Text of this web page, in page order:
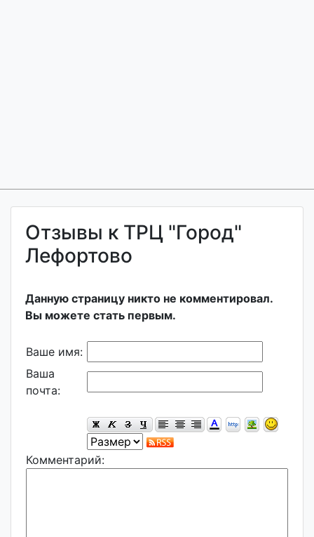
Отзывы к ТРЦ "Город"
Лефортово
Данную страницу никто не комментировал.
Вы можете стать первым.
Ваше имя:
Ваша
почта:
Комментарий: